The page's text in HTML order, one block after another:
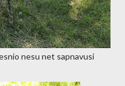
nesu net sapnavusi